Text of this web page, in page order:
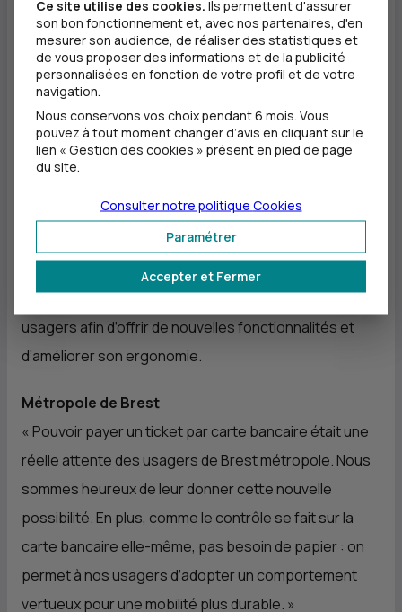
les usagers peuvent consulter l’historique et
obtenir un justificatif de leurs voyages et de leurs
paiements de façon simplifiée et sécurisée en se
rendant sur le site Internet de Bibus, rubrique
Titres et tarifs, Paiement sans contact ;
l’utilisation du paiement sans contact est un geste
participant à la sécurité sanitaire.
Le service évoluera en fonction des remarques des
usagers afin d’offrir de nouvelles fonctionnalités et
d’améliorer son ergonomie.
Métropole de Brest
« Pouvoir payer un ticket par carte bancaire était une
réelle attente des usagers de Brest métropole. Nous
sommes heureux de leur donner cette nouvelle
possibilité. En plus, comme le contrôle se fait sur la
carte bancaire elle-même, pas besoin de papier : on
permet à nos usagers d’adopter un comportement
vertueux pour une mobilité plus durable. »
Ce site utilise des cookies. Ils permettent d'assurer
son bon fonctionnement et, avec nos partenaires, d'en
mesurer son audience, de réaliser des statistiques et
de vous proposer des informations et de la publicité
personnalisées en fonction de votre profil et de votre
navigation.
Nous conservons vos choix pendant 6 mois. Vous
pouvez à tout moment changer d’avis en cliquant sur le
lien « Gestion des cookies » présent en pied de page
du site.
Accepter et Fermer
Paramétrer
Consulter notre politique Cookies